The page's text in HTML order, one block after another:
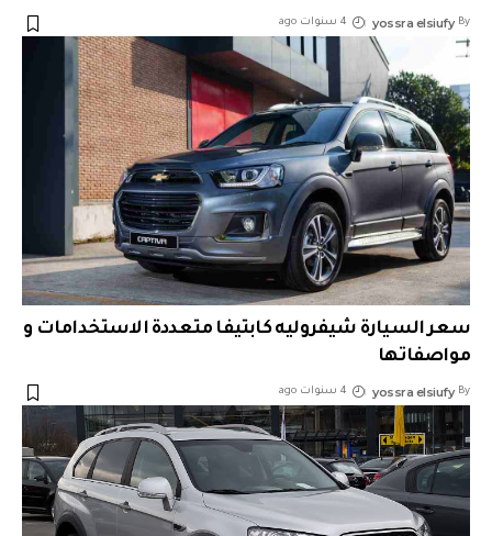
By
yossra elsiufy 4 سنوات ago
سعر السيارة شيفروليه كابتيفا متعددة الاستخدامات و
مواصفاتها
By
yossra elsiufy 4 سنوات ago